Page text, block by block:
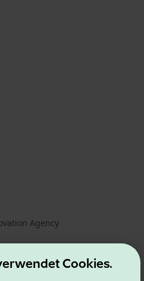
Cookies.
Agency